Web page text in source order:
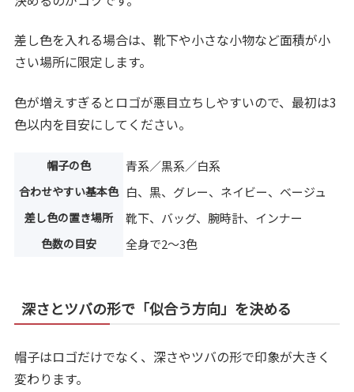
差し色を入れる場合は、靴下や小さな小物など面積が小
さい場所に限定します。
色が増えすぎるとロゴが悪目立ちしやすいので、最初は3
色以内を目安にしてください。
帽子の色 青系／黒系／白系
合わせやすい基本色 白、黒、グレー、ネイビー、ベージュ
差し色の置き場所 靴下、バッグ、腕時計、インナー
色数の目安 全身で2〜3色
深さとツバの形で「似合う方向」を決める
帽子はロゴだけでなく、深さやツバの形で印象が大きく
変わります。